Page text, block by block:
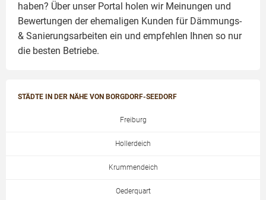
haben? Über unser Portal holen wir Meinungen und
Bewertungen der ehemaligen Kunden für Dämmungs-
& Sanierungsarbeiten ein und empfehlen Ihnen so nur
die besten Betriebe.
STÄDTE IN DER NÄHE VON BORGDORF-SEEDORF
Freiburg
Hollerdeich
Krummendeich
Oederquart